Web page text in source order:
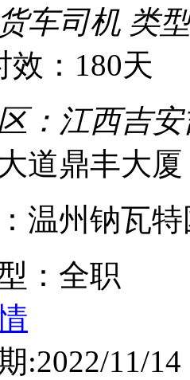
车司机 类
：180天
：江西吉
道鼎丰大厦
温州钠瓦
：全职
:2022/11/14